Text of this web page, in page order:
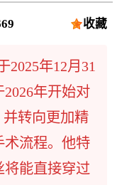
收藏
2025年12月31
年开始对
并转向更加精
术流程。他特
将能直接穿过